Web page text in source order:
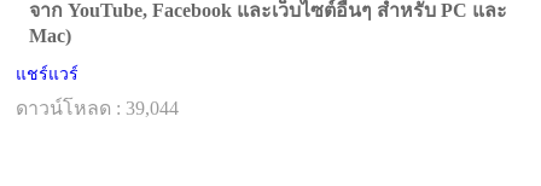
จาก YouTube, Facebook และเว็บไซต์อื่นๆ สำหรับ PC และ
Mac)
แชร์แวร์
ดาวน์โหลด : 39,044